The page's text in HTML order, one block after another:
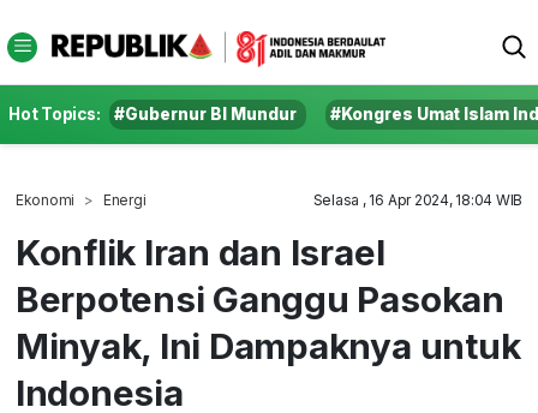
Hot Topics: #Gubernur BI Mundur #Kongres Umat Islam
Ekonomi Energi Selasa , 16 Apr 2024, 18:04 WIB
Konflik Iran dan Israel
Berpotensi Ganggu Pasokan
Minyak, Ini Dampaknya untuk
Indonesia